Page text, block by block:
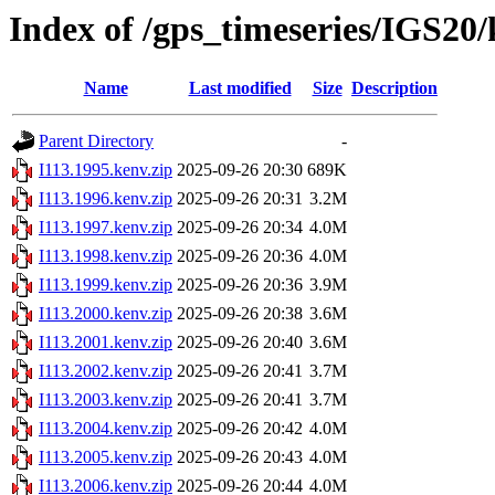
Index of /gps_timeseries/
Name Last modified Size Description
Parent Directory
-
I113.1995.kenv.zip 2025-09-26 20:30 689K
I113.1996.kenv.zip 2025-09-26 20:31 3.2M
I113.1997.kenv.zip 2025-09-26 20:34 4.0M
I113.1998.kenv.zip 2025-09-26 20:36 4.0M
I113.1999.kenv.zip 2025-09-26 20:36 3.9M
I113.2000.kenv.zip 2025-09-26 20:38 3.6M
I113.2001.kenv.zip 2025-09-26 20:40 3.6M
I113.2002.kenv.zip 2025-09-26 20:41 3.7M
I113.2003.kenv.zip 2025-09-26 20:41 3.7M
I113.2004.kenv.zip 2025-09-26 20:42 4.0M
I113.2005.kenv.zip 2025-09-26 20:43 4.0M
I113.2006.kenv.zip 2025-09-26 20:44 4.0M